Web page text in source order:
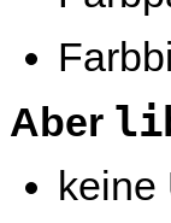
Aber
keine